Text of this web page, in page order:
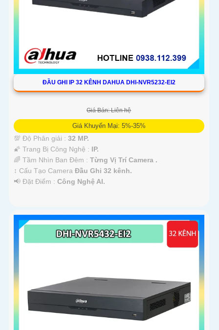
ĐẦU GHI IP 32 KÊNH DAHUA DHI-NVR5232-EI2
Giá Bán: Liên hệ
Giá Khuyến Mại: 5%-35%
💯 Độ Phân giải : 32 MP.
🌠 Trang Bị Công Nghệ : IP.
🌈 Tầm Nhìn Ban Đêm : Từng Vị Trí Camera .
↕️ Cấu Tạo Camera Đầu Ghi 32 kênh.
️📢 Đặt Điểm : Công Nghệ AI.